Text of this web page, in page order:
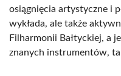
osiągnięcia artystyczne i
wykłada, ale także
Filharmonii Bałtyckiej, a
znanych instrumentów,